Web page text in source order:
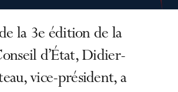
la 3e édition de la
d’État, Didier-
vice-président, a